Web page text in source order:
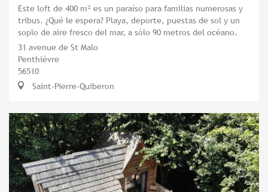
Este loft de 400 m² es un paraíso para familias numerosas y
tribus. ¿Qué le espera? Playa, deporte, puestas de sol y un
soplo de aire fresco del mar, a sólo 90 metros del océano.
31 avenue de St Malo
Penthièvre
56510
Saint-Pierre-Quiberon